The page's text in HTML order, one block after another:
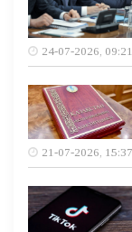
24-07-2026, 09:21
21-07-2026, 15:37